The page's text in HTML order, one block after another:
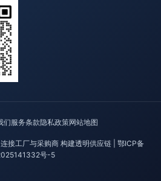
们服务条款隐私政策网站地图
接工厂与采购商 构建透明供应链 | 鄂ICP备
号-5